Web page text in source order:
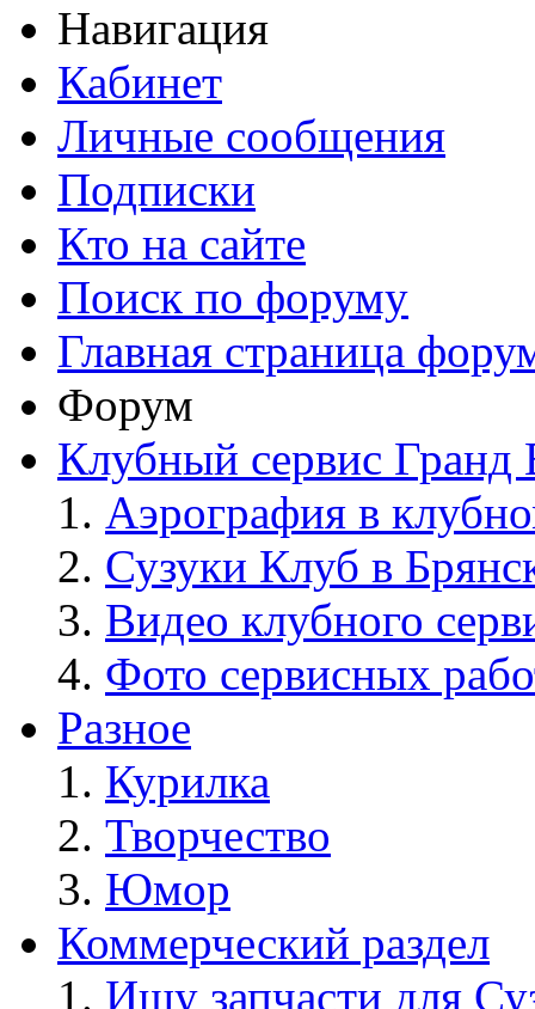
Навигация
Кабинет
Личные сообщения
Подписки
Кто на сайте
Поиск по форуму
Главная страница
Форум
Клубный сервис
Аэрография в
Сузуки Клуб в
Видео клубного
Фото сервисных
Разное
Курилка
Творчество
Юмор
Коммерческий раздел
Ищу запчасти для